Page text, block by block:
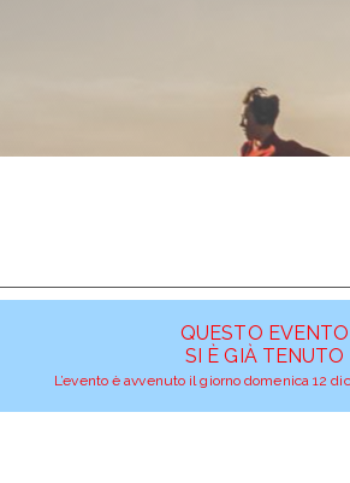
QUESTO EVENTO
SI È GIÀ TENUTO
L’evento è avvenuto il giorno domenica 12